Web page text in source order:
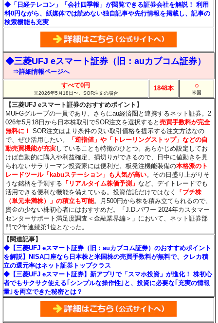
◆「日経テレコン」「会社四季報」が閲覧できる証券会社を解説！ 利用
料0円ながら、紙媒体では読めない独自記事や先行情報を掲載し、記事の
検索機能も充実
◆三菱UFJ eスマート証券（旧：auカブコム証券）
⇒詳細情報ページへ
すべて0円
※2026年5月18日〜。SOR注文の場合
1848本 ○
米国
【三菱UFJ eスマート証券のおすすめポイント】
MUFGグループの一員であり、さらにau経済圏と連携するネット証券。2
026年5月18日から日本株取引でSOR注文を選択すると売買手数料が完全
無料に！ SOR注文はより条件の良い取引価格を提示する注文方法なの
で、ぜひ活用したい。
「逆指値」や「トレーリングストップ」などの自
動売買機能が充実していることも特徴のひとつ。あらかじめ設定してお
けば自動的に購入や利益確定、損切りができるので、日中に値動きを見
られないサラリーマン投資家には便利だ。板発注機能装備の本格派のト
レードツール「kabuステーション」も人気が高い。その日盛り上がりそ
うな銘柄を予測する 「リアルタイム株価予測」 など、デイトレードでも
活用できる便利な機能を備えている。投資信託だけではなく
「プチ株
（単元未満株）」の積立も可能。月500円から株を積み立てられるので、
資金の少ない株初心者にはおすすめだ。「J.D.パワー 2024年カスタマー
センターサポート満足度調査＜金融業界編＞」において、ネット証券部
門で2年連続第1位となった。
【関連記事】
◆【三菱UFJ eスマート証券（旧：auカブコム証券）のおすすめポイント
を解説】NISA口座なら日本株と米国株の売買手数料が無料で、クレカ積
立の還元率はネット証券トップクラス
◆【三菱UFJ eスマート証券】新アプリで「スマホ投資」が進化！ 株初心
者でもサクサク使える｢シンプルな操作性｣と、投資に必要な｢充実の情報
量｣を両立できた秘密とは？